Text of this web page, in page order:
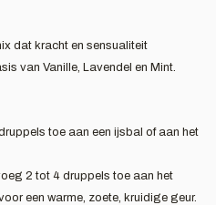
dat kracht en sensualiteit
van Vanille, Lavendel en Mint.
toe aan een ijsbal of aan het
2 tot 4 druppels toe aan het
een warme, zoete, kruidige geur.